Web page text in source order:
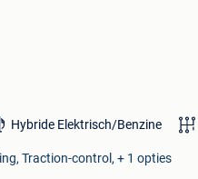
Hybride Elektrisch/Benzine
Traction-control, + 1 opties